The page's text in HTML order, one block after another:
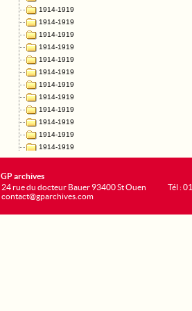
GP archives
24 rue du docteur Bauer 93400 St Ouen
contact@gparchives.com
Tél :